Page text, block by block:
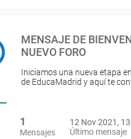
MENSAJE DE
NUEVO FORO
Iniciamos una nueva etapa
de EducaMadrid y aquí te
1
Mensajes
12 Nov 2021,
Último mensaje